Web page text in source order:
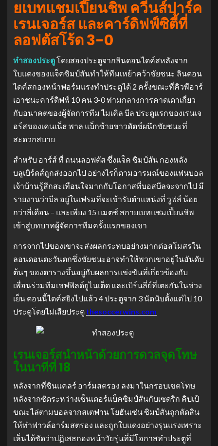
ยเบทแชมเปี้ยนชิพ ควีนส์ปาร์ค
เรนเจอร์ส และคาร์ดิฟฟ์ซิตี้ที่
ลอฟตัสโร้ด 3-0
ทำสองประตูโดยสองประตูจากลินดอนไดค์สหลังจาก
ใบแดงของแจ็คซิมป์สันทําให้ทีมเหย้าคว้าชัยชนะ ลินดอน
ไดค์สกองหน้าฟอร์มแรงทําประตูได้ 2 ครั้งขณะที่คิวพีอาร์
เอาชนะคาร์ดิฟฟ์ 10 คน 3-0 ท่ามกลางการคาดเดาเกี่ยว
กับอนาคตของผู้จัดการทีม ไมเคิล บีล ประตูแรกของเรนเจ
อร์สของเคนเน็ธ พาล แบ็กซ้ายชาวดัตช์ผนึกชัยชนะที่
สะดวกสบาย
สําหรับ อาร์ส์ ที่ ถนนลอฟตัส ซึ่งแจ็ค ซิมป์สัน กองหลัง
บลูเบิร์ดส์ถูกส่งออกไป อย่างไรก็ตามอารมณ์ของแฟนบอล
เจ้าบ้านรู้สึกสะเทือนใจมากกับโอกาสที่บอสบีลจะจากไป มี
รายงานว่าบีล อยู่ในเฟรมที่จะเข้ารับตําแหน่งที่ วูฟส์ น้อย
กว่าสี่เดือน – และเพียง 15 แมตช์ สกายเบทแชมเปี้ยนชิพ
เข้าสู่บทบาทผู้จัดการทีมครั้งแรกของเขา
การจากไปของเขาจะส่งผลกระทบอย่างมากต่อสโมสรใน
ลอนดอนตะวันตกซึ่งชัยชนะอาจทําให้พวกเขาอยู่ในอันดับ
ต้นๆ ของตารางขึ้นอยู่กับผลการแข่งขันที่เกี่ยวข้องกับ
เพื่อนร่วมทีมเชฟฟิลด์ยูไนเต็ด และเบิร์นลี่ย์ที่เตะกันในช่วง
เย็น ตอนนี้ไดค์สยิงไปแล้ว 4 ประตูจาก 3 นัดนับตั้งแต่ไป 10
ประตูโดยไม่เสียประตู thesoccerwins.com
เรนเจอร์สนําหน้าด้วยการดวลจุดโทษ
ในนาทีที่ 18
หลังจากที่ซินแคลร์ อาร์มสตรอง ลงมาในกรอบเขตโทษ
หลังจากซัดระหว่างเซ็นเตอร์แบ็คซิมป์สันกับเซดริก คิปเป้
ขณะไล่ตามบอลจากสเตฟาน โยฮันเซ่นซิมป์สันถูกตัดสิน
ให้ทําฟาวล์อาร์มสตรอง และถูกใบแดงอย่างรุนแรงเพราะ
เห็นได้ชัดว่าปฏิเสธกองหน้าวัยรุ่นที่มีโอกาสทําประตูที่